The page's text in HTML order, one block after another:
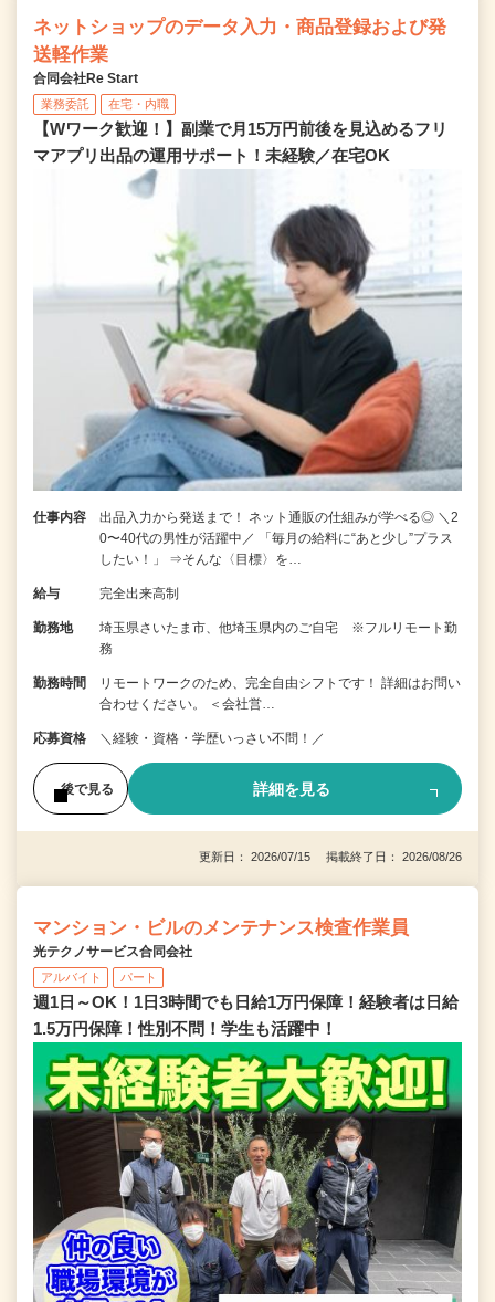
ネットショップのデータ入力・商品登録および発
送軽作業
合同会社Re Start
業務委託 在宅・内職
【Wワーク歓迎！】副業で月15万円前後を見込めるフリ
マアプリ出品の運用サポート！未経験／在宅OK
仕事内容
出品入力から発送まで！ ネット通販の仕組みが学べる◎ ＼2
0〜40代の男性が活躍中／ 「毎月の給料に“あと少し”プラス
したい！」 ⇒そんな〈目標〉を…
給与 完全出来高制
勤務地
埼玉県さいたま市、他埼玉県内のご自宅 ※フルリモート勤
務
勤務時間
リモートワークのため、完全自由シフトです！ 詳細はお問い
合わせください。 ＜会社営…
応募資格 ＼経験・資格・学歴いっさい不問！／
後で見る 詳細を見る
更新日： 2026/07/15 掲載終了日： 2026/08/26
マンション・ビルのメンテナンス検査作業員
光テクノサービス合同会社
アルバイト パート
週1日～OK！1日3時間でも日給1万円保障！経験者は日給
1.5万円保障！性別不問！学生も活躍中！